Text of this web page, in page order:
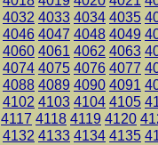
4032 4033 4034 4035
4046 4047 4048 4049
4060 4061 4062 4063
4074 4075 4076 4077
4088 4089 4090 4091
4102 4103 4104 4105
4117 4118 4119 4120
4132 4133 4134 4135